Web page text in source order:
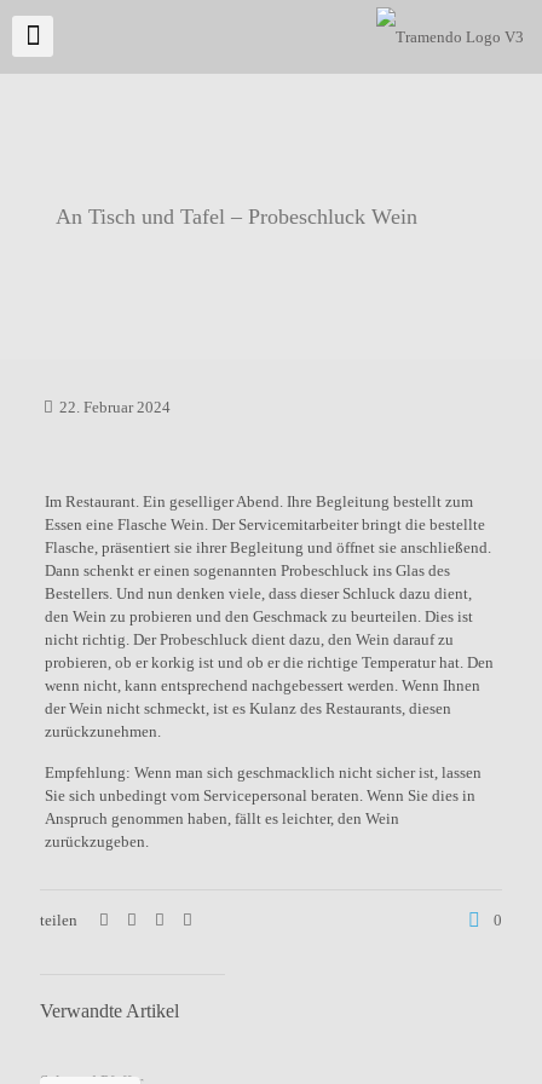
An Tisch und Tafel – Probeschluck Wein
22. Februar 2024
Im Restaurant. Ein geselliger Abend. Ihre Begleitung bestellt zum
Essen eine Flasche Wein. Der Servicemitarbeiter bringt die bestellte
Flasche, präsentiert sie ihrer Begleitung und öffnet sie anschließend.
Dann schenkt er einen sogenannten Probeschluck ins Glas des
Bestellers. Und nun denken viele, dass dieser Schluck dazu dient,
den Wein zu probieren und den Geschmack zu beurteilen. Dies ist
nicht richtig. Der Probeschluck dient dazu, den Wein darauf zu
probieren, ob er korkig ist und ob er die richtige Temperatur hat. Den
wenn nicht, kann entsprechend nachgebessert werden. Wenn Ihnen
der Wein nicht schmeckt, ist es Kulanz des Restaurants, diesen
zurückzunehmen.
Empfehlung: Wenn man sich geschmacklich nicht sicher ist, lassen
Sie sich unbedingt vom Servicepersonal beraten. Wenn Sie dies in
Anspruch genommen haben, fällt es leichter, den Wein
zurückzugeben.
teilen 0
Verwandte Artikel